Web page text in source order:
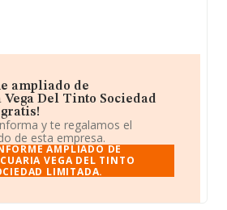
ampliado de
Del Tinto Sociedad
y te regalamos el
de esta empresa.
AMPLIADO DE
VEGA DEL TINTO
LIMITADA.